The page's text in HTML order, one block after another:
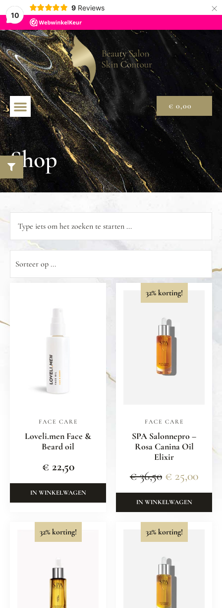
10
9 Reviews ×
€ 0,00
Shop
FACE CARE
Loveli.men Face &
Beard oil
€ 22,50
IN WINKELWAGEN
32% korting!
FACE CARE
SPA Salonnepro –
Rosa Canina Oil
Elixir
€36,50 € 25,00
IN WINKELWAGEN
32% korting! 32% korting!